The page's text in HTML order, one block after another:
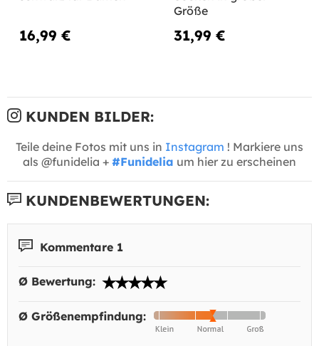
16,99 €
Größe
31,99 €
KUNDEN BILDER:
Teile deine Fotos mit uns in Instagram ! Markiere uns
als @funidelia + #Funidelia um hier zu erscheinen
KUNDENBEWERTUNGEN:
Kommentare 1
Ø Bewertung:
Ø Größenempfindung: